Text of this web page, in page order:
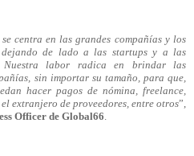
centra en las grandes compañías y los
dejando de lado a las startups y a las
Nuestra labor radica en brindar las
sin importar su tamaño, para que,
hacer pagos de nómina, freelance,
extranjero de proveedores, entre otros”,
Officer de Global66.